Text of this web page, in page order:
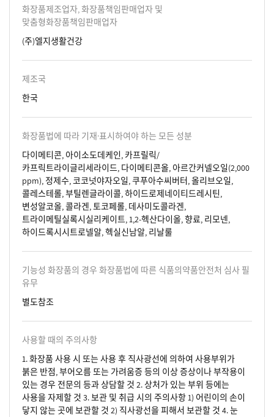
화장품제조업자, 화장품책임판매업자 및
맞춤형화장품책임판매업자
(주)엘지생활건강
제조국
한국
화장품법에 따라 기재·표시하여야 하는 모든 성분
다이메티콘, 아이소도데케인, 카프릴릭/
카프릭트라이글리세라이드, 다이메티콘올, 아르간커넬오일(2,000
ppm), 정제수, 코코넛야자오일, 쿠푸아수씨버터, 올리브오일,
콜레스테롤, 부틸렌글라이콜, 하이드로제네이티드레시틴,
변성알코올, 콜라겐, 토코페롤, 데사미도콜라겐,
트라이메틸실록시실리케이트, 1,2-헥산다이올, 향료, 리모넨,
하이드록시시트로넬알, 헥실신남알, 리날룰
기능성 화장품의 경우 화장품법에 따른 식품의약품안전처 심사 필
유무
별도참조
사용할 때의 주의사항
1. 화장품 사용 시 또는 사용 후 직사광선에 의하여 사용부위가
붉은 반점, 부어오름 또는 가려움증 등의 이상 증상이나 부작용이
있는 경우 전문의 등과 상담할 것 2. 상처가 있는 부위 등에는
사용을 자제할 것 3. 보관 및 취급 시의 주의사항 1) 어린이의 손이
닿지 않는 곳에 보관할 것 2) 직사광선을 피해서 보관할 것 4. 눈